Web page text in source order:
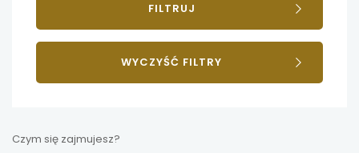
FILTRUJ
WYCZYŚĆ FILTRY
Czym się zajmujesz?